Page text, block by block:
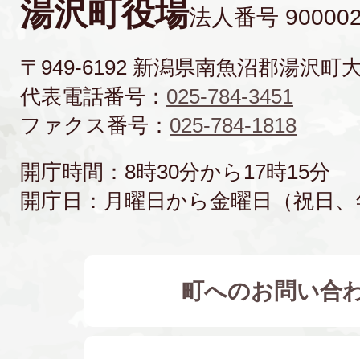
湯沢町役場法人番号
〒949-6192 新潟県南魚沼郡湯沢町
代表電話番号： 025-784-3451
ファクス番号： 025-784-1818
開庁時間：8時30分から17時15分
開庁日：月曜日から金曜日（祝日
町へのお問い合